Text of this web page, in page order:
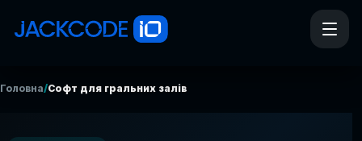
Головна/Софт для гральних залів